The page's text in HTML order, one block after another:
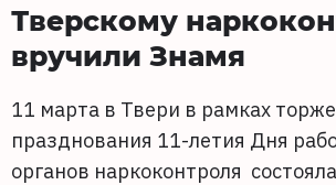
Тверскому
вручили Знамя
11 марта в Твери в рамках
празднования 11-летия Дня
органов наркоконтроля